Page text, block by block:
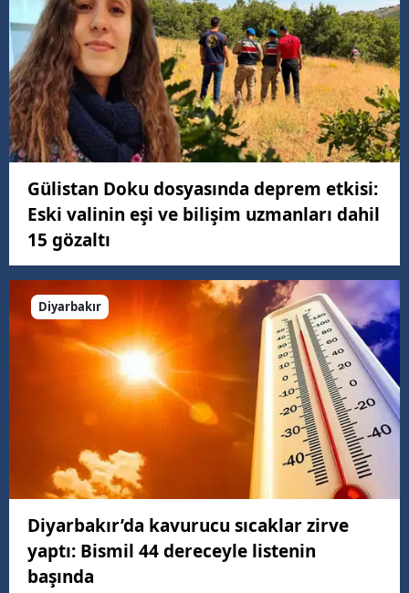
Gülistan Doku dosyasında deprem etkisi:
Eski valinin eşi ve bilişim uzmanları dahil
15 gözaltı
Diyarbakır
Diyarbakır’da kavurucu sıcaklar zirve
yaptı: Bismil 44 dereceyle listenin
başında